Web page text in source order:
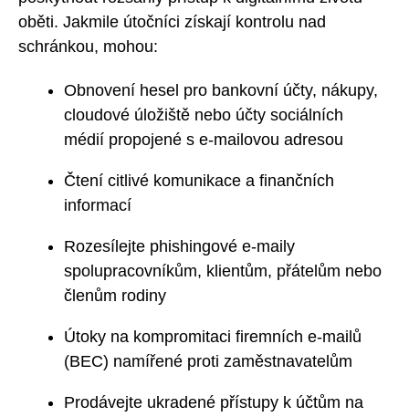
oběti. Jakmile útočníci získají kontrolu nad
schránkou, mohou:
Obnovení hesel pro bankovní účty, nákupy,
cloudové úložiště nebo účty sociálních
médií propojené s e-mailovou adresou
Čtení citlivé komunikace a finančních
informací
Rozesílejte phishingové e-maily
spolupracovníkům, klientům, přátelům nebo
členům rodiny
Útoky na kompromitaci firemních e-mailů
(BEC) namířené proti zaměstnavatelům
Prodávejte ukradené přístupy k účtům na